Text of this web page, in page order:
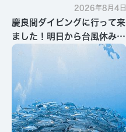
2026年8月4日
慶良間ダイビングに行って来
ました！明日から台風休みで
す・・・